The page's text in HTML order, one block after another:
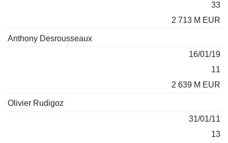
33
2 713 M EUR
Anthony Desrousseaux
16/01/19
11
2 639 M EUR
Olivier Rudigoz
31/01/11
13